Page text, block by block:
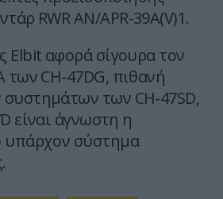
RWR AN/APR-39A(V)1.
Elbit αφορά σίγουρα τον
των CH-47DG, πιθανή
των CH-47SD,
είναι άγνωστη η
υπάρχον σύστημα